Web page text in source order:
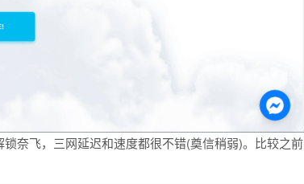
奈飞，三网延迟和速度都很不错(奠信稍弱)。比较之前